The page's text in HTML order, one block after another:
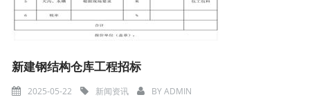
新建钢结构仓库工程招标
2025-05-22 新闻资讯 BYADMIN